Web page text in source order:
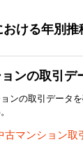
おける年別
ンの取引デ
ンの取引データ
古マンション取